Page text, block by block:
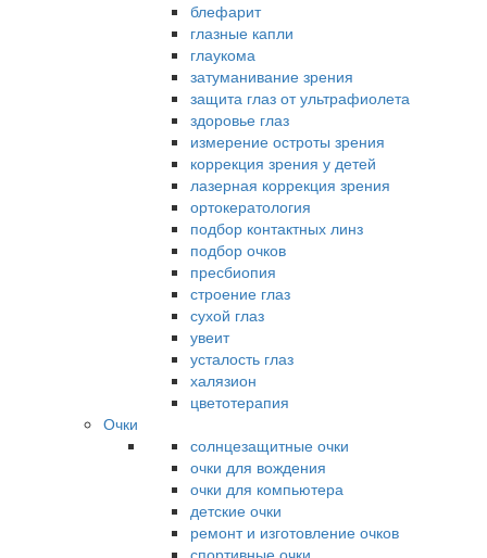
блефарит
глазные капли
глаукома
затуманивание зрения
защита глаз от ультрафиолета
здоровье глаз
измерение остроты зрения
коррекция зрения у детей
лазерная коррекция зрения
ортокератология
подбор контактных линз
подбор очков
пресбиопия
строение глаз
сухой глаз
увеит
усталость глаз
халязион
цветотерапия
Очки
солнцезащитные очки
очки для вождения
очки для компьютера
детские очки
ремонт и изготовление очков